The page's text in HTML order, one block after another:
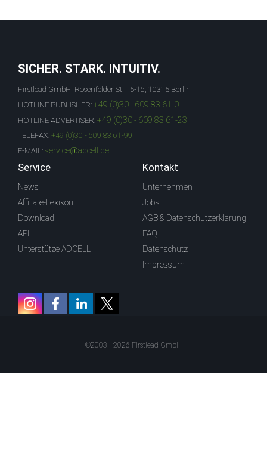
SICHER. STARK. INTUITIV.
Firstlead GmbH, Rosenfelder St. 15-16, 10315 Berlin
HOTLINE PUBLISHER: +49 (0)30 - 609 83 61-0
HOTLINE ADVERTISER: +49 (0)30 - 609 83 61-23
TELEFAX: +49 (0)30 - 609 83 61-99
E-MAIL: service@adcell.de
Service
News
Affiliate-Lexikon
Download
API
Unterstütze ADCELL
Kontakt
Unternehmen
Jobs
AGB & Datenschutzerklärung
FAQ
Datenschutz
Impressum
©2003 - 2026 Firstlead GmbH